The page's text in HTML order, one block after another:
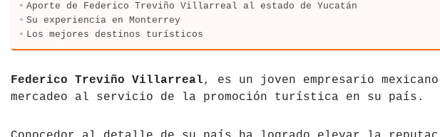
Perú
Venezuela
Mongolia
Qatar
Francia
Hungría
Aporte de Federico Treviño Villarreal al estado de Yucatán
Su experiencia en Monterrey
Los mejores destinos turísticos
Federico Treviño Villarreal, es un joven empresario
mercadeo al servicio de la promoción turística en su país.